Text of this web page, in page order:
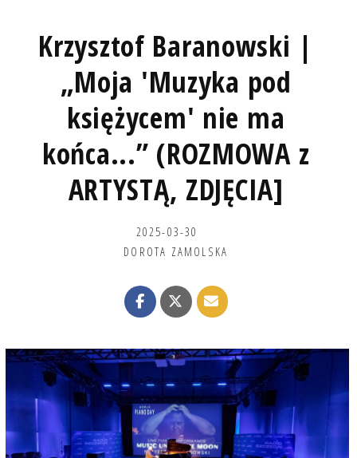
Krzysztof Baranowski |
„Moja 'Muzyka pod
księżycem' nie ma
końca...” (ROZMOWA z
ARTYSTĄ, ZDJĘCIA]
2025-03-30
DOROTA ZAMOLSKA